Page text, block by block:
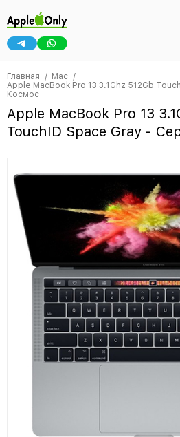
Главная
Mac
Apple MacBook Pro 13 3.1Ghz 512Gb
Космос
Apple MacBook Pro 13
TouchID Space Gray -